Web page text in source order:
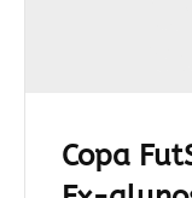
Copa